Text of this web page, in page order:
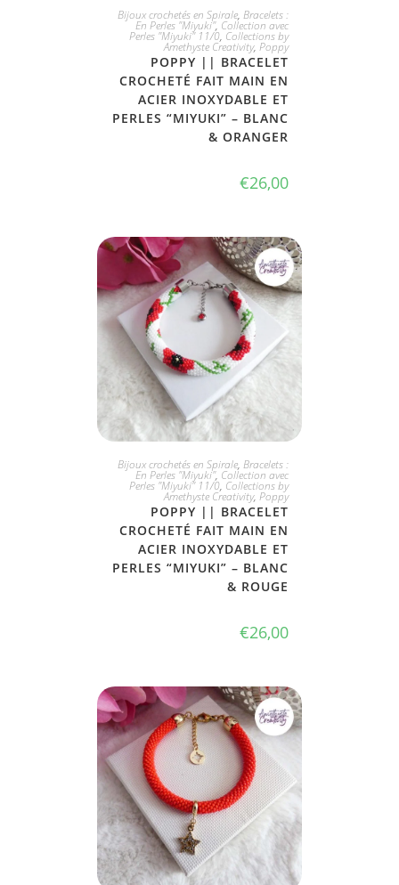
JE L'ADOPTE
Bijoux crochetés en Spirale, Bracelets :
En Perles "Miyuki", Collection avec
Perles "Miyuki" 11/0, Collections by
Amethyste Creativity, Poppy
POPPY || BRACELET
CROCHETÉ FAIT MAIN EN
ACIER INOXYDABLE ET
PERLES “MIYUKI” – BLANC
& ORANGER
€26,00
JE L'ADOPTE
Bijoux crochetés en Spirale, Bracelets :
En Perles "Miyuki", Collection avec
Perles "Miyuki" 11/0, Collections by
Amethyste Creativity, Poppy
POPPY || BRACELET
CROCHETÉ FAIT MAIN EN
ACIER INOXYDABLE ET
PERLES “MIYUKI” – BLANC
& ROUGE
€26,00